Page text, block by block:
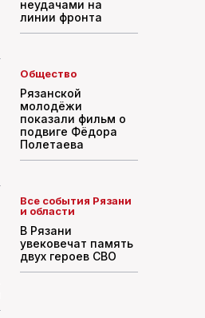
неудачами на
линии фронта
Общество
Рязанской
молодёжи
показали фильм о
подвиге Фёдора
Полетаева
Все события Рязани
и области
В Рязани
увековечат память
двух героев СВО